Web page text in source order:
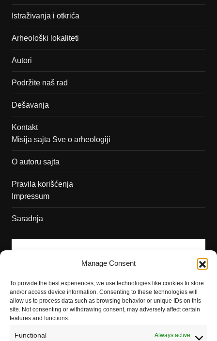
Manage Consent
To provide the best experiences, we use technologies like cookies to store
and/or access device information. Consenting to these technologies will
allow us to process data such as browsing behavior or unique IDs on this
site. Not consenting or withdrawing consent, may adversely affect certain
features and functions.
Functional Always active
Istraživanja i otkrića
Arheološki lokaliteti
Autori
Podržite naš rad
Dešavanja
Kontakt
Misija sajta Sve o arheologiji
O autoru sajta
Pravila korišćenja
Impressum
Saradnja